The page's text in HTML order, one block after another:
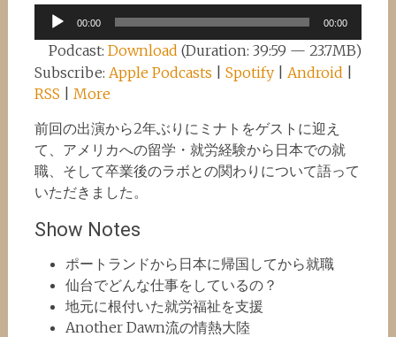
Audio
Player
00:00 00:00
Podcast:Download (Duration: 39:59 — 23.7MB)
Subscribe: Apple Podcasts Spotify| Android
RSS
More
前回の出演から2年ぶりにミナトをゲストに迎え
て、アメリカへの留学・就労経験から日本での就
職、そして卒業後のラボとの関わりについて語って
いただきました。
Show Notes
ポートランドから日本に帰国してから就職
仙台でどんな仕事をしているの？
地元に根付いた就労福祉を支援
Another Dawn流の情熱大陸